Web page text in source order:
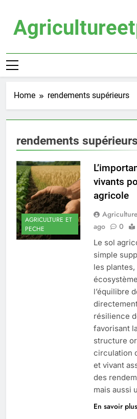
content
Home rendements supérieurs
rendements supérieurs
AGRICULTURE ET
PECHE
vivants
agricole
ago
0
Le sol
simple
les
l’équilibre
résilience
favorisant
structure
circulation
et vivant
des
mais aussi
En savoir plus